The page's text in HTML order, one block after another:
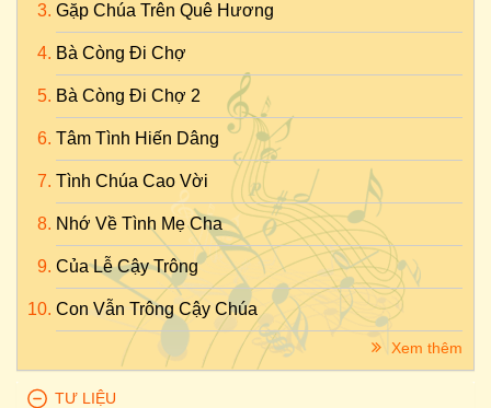
Gặp Chúa Trên Quê Hương
Bà Còng Đi Chợ
Bà Còng Đi Chợ 2
Tâm Tình Hiến Dâng
Tình Chúa Cao Vời
Nhớ Về Tình Mẹ Cha
Của Lễ Cậy Trông
Con Vẫn Trông Cậy Chúa
Xem thêm
TƯ LIỆU